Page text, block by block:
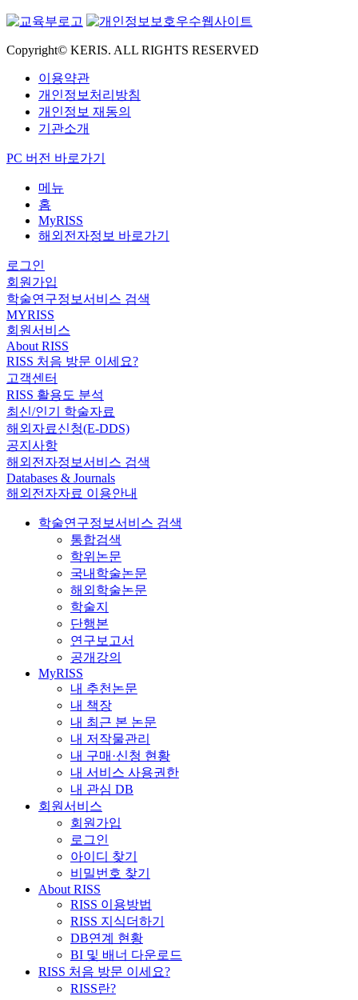
Copyright© KERIS. ALL RIGHTS RESERVED
이용약관
개인정보처리방침
개인정보 재동의
기관소개
PC 버전 바로가기
메뉴
홈
MyRISS
해외전자정보 바로가기
로그인
회원가입
학술연구정보서비스 검색
MYRISS
회원서비스
About RISS
RISS 처음 방문 이세요?
고객센터
RISS 활용도 분석
최신/인기 학술자료
해외자료신청(E-DDS)
공지사항
해외전자정보서비스 검색
Databases & Journals
해외전자자료 이용안내
학술연구정보서비스 검색
통합검색
학위논문
국내학술논문
해외학술논문
학술지
단행본
연구보고서
공개강의
MyRISS
내 추천논문
내 책장
내 최근 본 논문
내 저작물관리
내 구매·신청 현황
내 서비스 사용권한
내 관심 DB
회원서비스
회원가입
로그인
아이디 찾기
비밀번호 찾기
About RISS
RISS 이용방법
RISS 지식더하기
DB연계 현황
BI 및 배너 다운로드
RISS 처음 방문 이세요?
RISS란?